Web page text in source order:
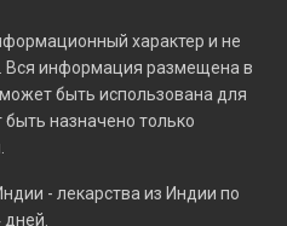
характер и не
Вся информация размещена в
быть использована для
назначено только
- лекарства из Индии по